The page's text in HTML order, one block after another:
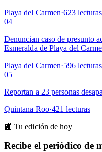
Playa del Carmen·623 lecturas
04
Denuncian caso de presunto
Esmeralda de Playa del
Playa del Carmen·596 lecturas
05
Reportan a 23 personas
Quintana Roo·421 lecturas
📰 Tu edición de hoy
Recibe el periódico de